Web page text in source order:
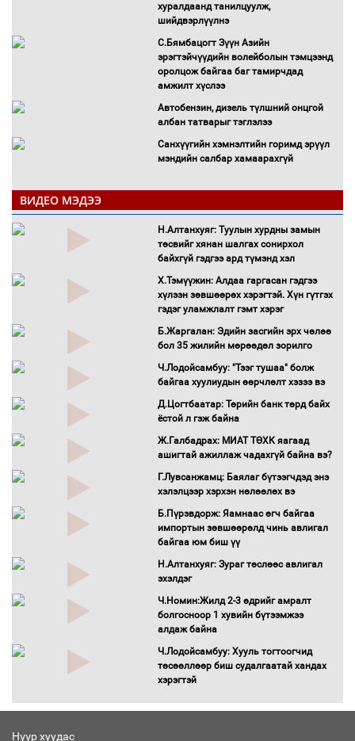
хуралдаанд танилцуулж,
шийдвэрлүүлнэ
С.Бямбацогт Зүүн Азийн
эрэгтэйчүүдийн волейболын тэмцээнд
оролцож байгаа баг тамирчдад
амжилт хүслээ
Автобензин, дизель түлшний онцгой
албан татварыг тэглэлээ
Санхүүгийн хэмнэлтийн горимд эрүүл
мэндийн салбар хамаарахгүй
болгоно
Монгол Улс “COP17”-д “Тал хээрийн
төлөвлөгөө”-гөө танилцуулна
худалдан авах журмыг баталлаа
Бүх шатанд хэмнэлтийн горимд
гадаад томилолтыг хориглолоо
Засгийн газрын ээлжит хуралдаан
Автомашинд улсын дугаарын тэгш,
Бага орлоготой иргэдийн орлогод
орчныг бүрдүүллээ
баримт
Хөвсгөл нуурын лусыг тахих төрийн
“Хар жагсаалт”-ын асуудлыг цэгцлэх
30 хоногийн хугацаатай үүрэг өглөө
Ерөнхий сайд Н.Учрал олимпиадын
өгөхөөр болов
Энэ намар 1-6 дугаар ангийн
үйлчилнэ
ВИДЕО МЭДЭЭ
Н.Алтанхуяг: Туулын хурдны замын
төсвийг хянан шалгах сонирхол
байхгүй гэдгээ ард түмэнд хэл
Х.Тэмүүжин: Алдаа гаргасан гэдгээ
хүлээн зөвшөөрөх хэрэгтэй. Хүн гүтгэх
гэдэг уламжлалт гэмт хэрэг
Б.Жаргалан: Эдийн засгийн эрх чөлөө
бол 35 жилийн мөрөөдөл зорилго
Ч.Лодойсамбуу: "Тээг тушаа" болж
байгаа хуулиудын өөрчлөлт хэзээ вэ
Д.Цогтбаатар: Төрийн банк төрд байх
ёстой л гэж байна
Ж.Галбадрах: МИАТ ТӨХК яагаад
ашигтай ажиллаж чадахгүй байна вэ?
Г.Лувсанжамц: Баялаг бүтээгчдэд энэ
хэлэлцээр хэрхэн нөлөөлөх вэ
Б.Пүрэвдорж: Яамнаас өгч байгаа
импортын зөвшөөрөлд чинь авлигал
байгаа юм биш үү
Н.Алтанхуяг: Зураг төслөөс авлигал
эхэлдэг
Ч.Номин:Жилд 2-3 өдрийг амралт
болгосноор 1 хувийн бүтээмжээ
алдаж байна
Ч.Лодойсамбуу: Хууль тогтоогчид
төсөөллөөр биш судалгаатай хандах
хэрэгтэй
Нүүр хуудас